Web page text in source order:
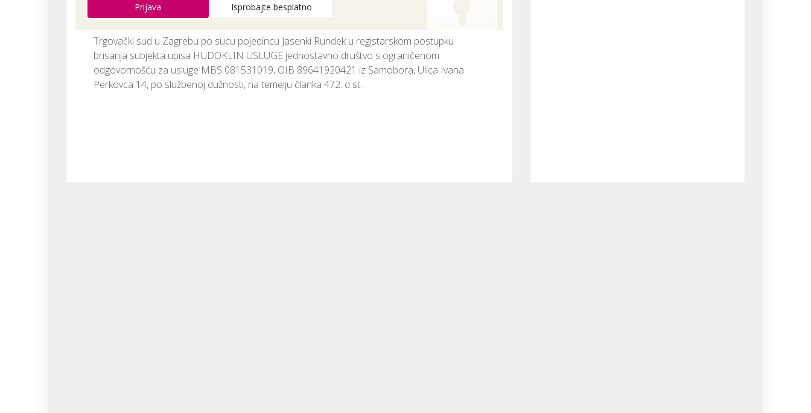
Prijava Isprobajte besplatno
Trgovački sud u Zagrebu po sucu pojedincu Jasenki Rundek u registarskom postupku
brisanja subjekta upisa HUDOKLIN USLUGE jednostavno društvo s ograničenom
odgovornošću za usluge MBS 081531019, OIB 89641920421 iz Samobora, Ulica Ivana
Perkovca 14, po službenoj dužnosti, na temelju članka 472. d st.